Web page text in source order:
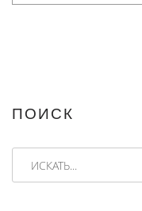
ПОИСК
ИСКАТЬ...